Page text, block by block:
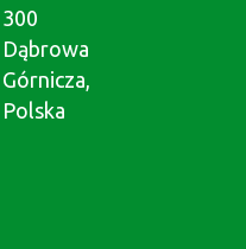
300
Dąbrowa
Górnicza,
Polska